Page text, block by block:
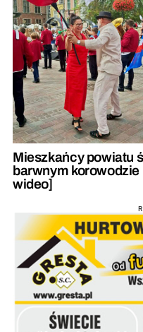
Mieszkańcy powiatu
barwnym
wideo]